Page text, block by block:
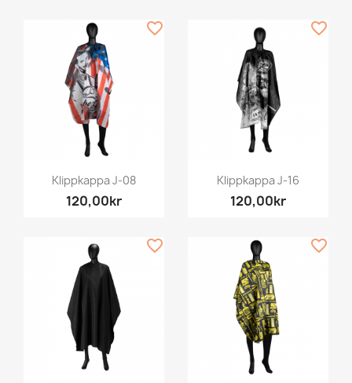
Klippkappa J-08
120,00kr
favorite_border
Klippkappa J-16
120,00kr
favorite_border
favorite_border favorite_border